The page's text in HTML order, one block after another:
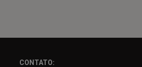
CONTATO: